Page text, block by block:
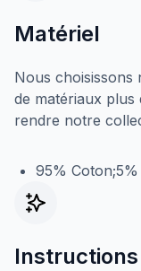
Matériel
Nous choisissons
de matériaux
rendre notre
95%